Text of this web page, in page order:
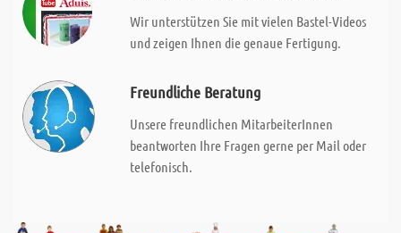
Wir unterstützen Sie mit vielen Bastel-Videos
und zeigen Ihnen die genaue Fertigung.
Freundliche Beratung
Unsere freundlichen MitarbeiterInnen
beantworten Ihre Fragen gerne per Mail oder
telefonisch.